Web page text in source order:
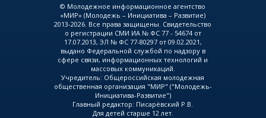
© Молодежное информационное агентство
«МИР» (Молодежь – Инициатива – Развитие)
2013-2026. Все права защищены. Свидетельство
о регистрации СМИ ИА № ФС 77 - 54674 от
17.07.2013, ЭЛ № ФС 77-80297 от 09.02.2021,
выдано Федеральной службой по надзору в
сфере связи, информационных технологий и
массовых коммуникаций.
Учредитель: Общероссийская молодежная
общественная организация "МИР" ("Молодежь-
Инициатива-Развитие")
Главный редактор: Писарёвский Р.В.
Для детей старше 12 лет.